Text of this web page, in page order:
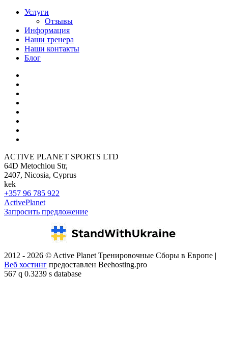
Услуги
Отзывы
Информация
Наши тренера
Наши контакты
Блог
ACTIVE PLANET SPORTS LTD
64D Metochiou Str,
2407, Nicosia, Cyprus
kek
+357 96 785 922
ActivePlanet
Запросить предложение
2012 - 2026 © Active Planet Тренировочные Сборы в Европе |
Веб хостинг предоставлен Beehosting.pro
567 q 0.3239 s database